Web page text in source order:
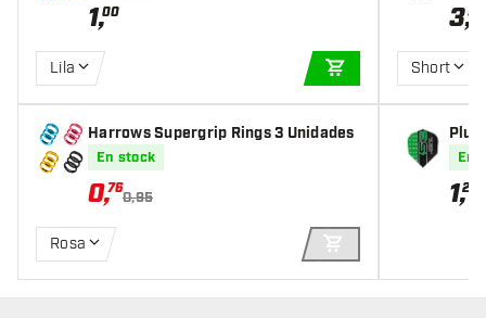
1,00
Lila
AÑADIR A LA
Harrows Supergrip Rings 3 Unidades
En stock
0,76
0,95
Rosa
AÑADIR A LA CESTA
3,95
Short
O6
En
1,20